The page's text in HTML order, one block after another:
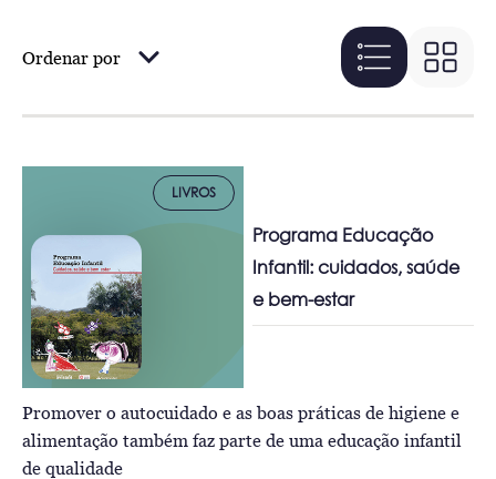
Ordenar por
LIVROS
Programa Educação
Infantil: cuidados, saúde
e bem-estar
Promover o autocuidado e as boas práticas de higiene e
alimentação também faz parte de uma educação infantil
de qualidade